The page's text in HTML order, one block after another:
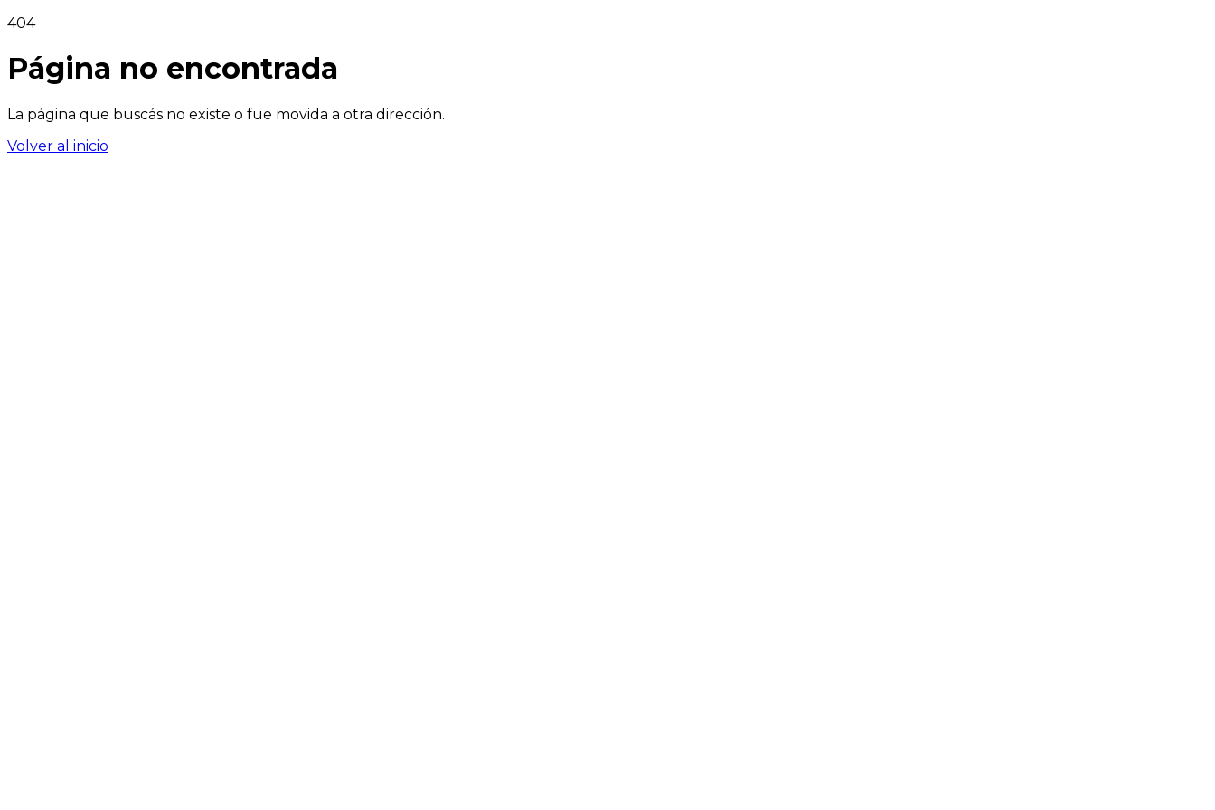
404
Página no encontrada
La página que buscás no existe o fue movida a otra dirección.
Volver al inicio